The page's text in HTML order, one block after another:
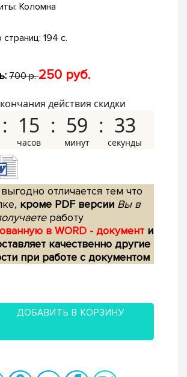
Коломна
страниц: 194 с.
700 р.250 руб.
действия скидки
15 59 32
отличается тем что
кроме PDF версии Вы в
работу
в WORD - документ и
качественно другие
при работе с документом
ДОБАВИТЬ В КОРЗИНУ